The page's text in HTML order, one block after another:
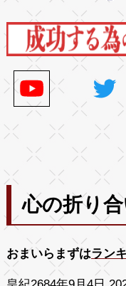
心の折り
おまいらまずはラン